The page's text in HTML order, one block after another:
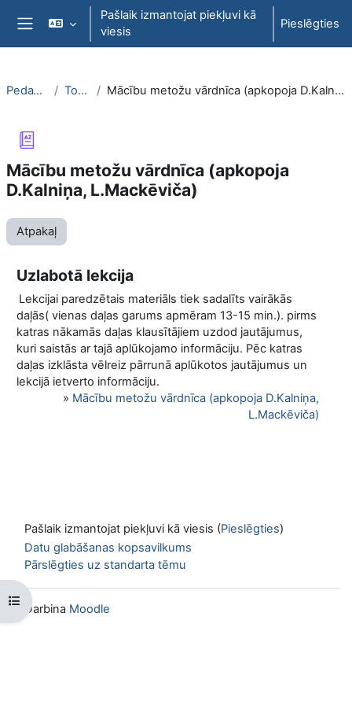
Atvērt galveno saturu
Sānu panelis
Pašlaik izmantojat piekļuvi kā
viesis
Pieslēgties
Atvērt kursu indeksu
PedaT038 Topic 7 Mācību metožu vārdnīca (apkopoja D.Kalniņa, L.Mackēviča)
Mācību metožu vārdnīca (apkopoja
D.Kalniņa, L.Mackēviča)
Atpakaļ
Uzlabotā lekcija
Lekcijai paredzētais materiāls tiek sadalīts vairākās
daļās( vienas daļas garums apmēram 13-15 min.). pirms
katras nākamās daļas klausītājiem uzdod jautājumus,
kuri saistās ar tajā aplūkojamo informāciju. Pēc katras
daļas izklāsta vēlreiz pārrunā aplūkotos jautājumus un
lekcijā ietverto informāciju.
» Mācību metožu vārdnīca (apkopoja D.Kalniņa,
L.Mackēviča)
Pašlaik izmantojat piekļuvi kā viesis (Pieslēgties)
Datu glabāšanas kopsavilkums
Pārslēgties uz standarta tēmu
Darbina Moodle